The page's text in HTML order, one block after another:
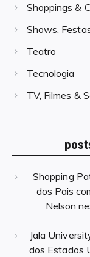
Shoppings &
Shows,
Teatro
Tecnologia
TV, Filmes &
Shopping
dos Pais
Nelson
Jala
dos Estados